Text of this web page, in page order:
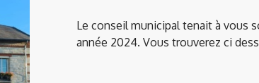
Le conseil municipal tenait à vous
année 2024. Vous trouverez ci